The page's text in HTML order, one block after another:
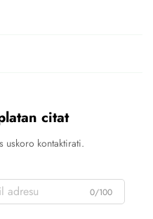
citat
uskoro kontaktirati.
0/100